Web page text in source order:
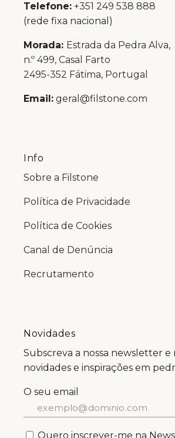
Telefone: +351 249 538 888
(rede fixa nacional)
Morada: Estrada da Pedra Alva,
n.º 499, Casal Farto
2495-352 Fátima, Portugal
Email: geral@filstone.com
Info
Sobre a Filstone
Política de Privacidade
Política de Cookies
Canal de Denúncia
Recrutamento
Novidades
Subscreva a nossa newsletter e
novidades e inspirações em
O seu email
Quero inscrever-me na